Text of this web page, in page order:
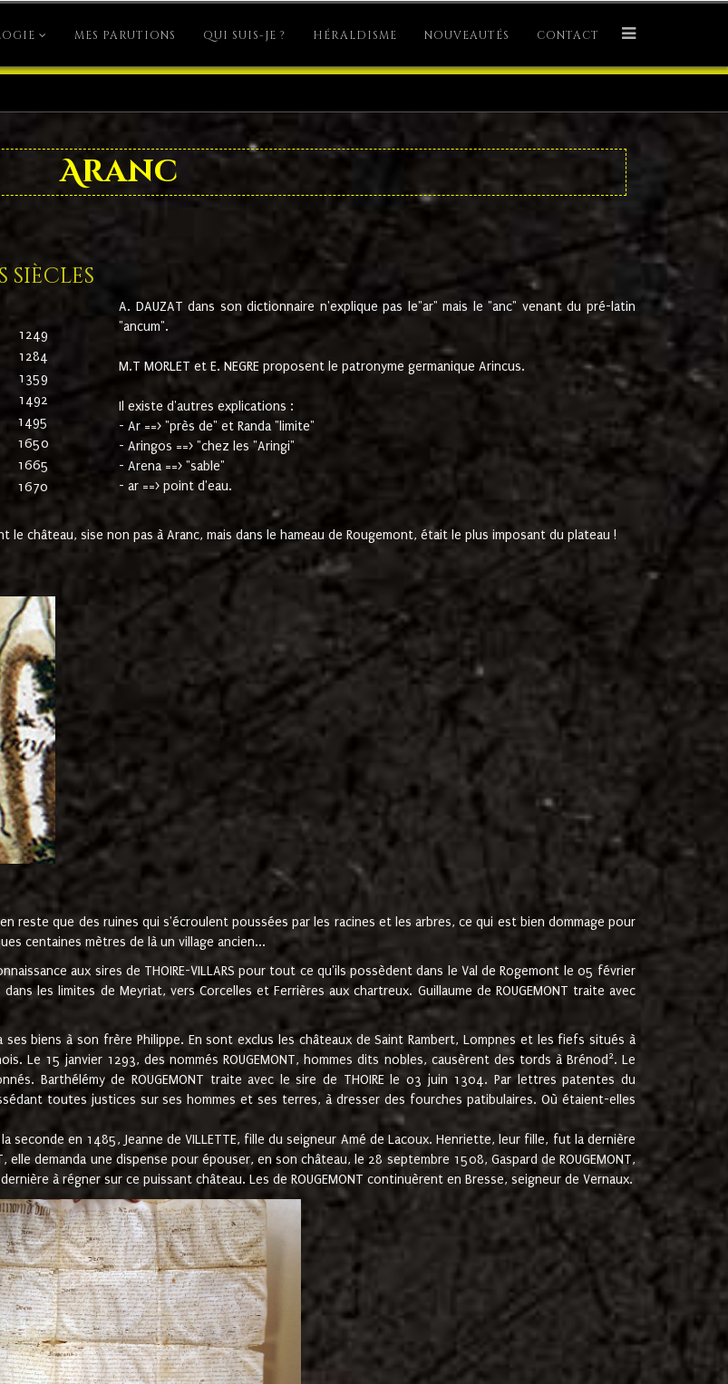
MES PARUTIONS QUI SUIS-JE ? HÉRALDISME NOUVEAUTÉS CONTACT
Aranc
siècles
1249
1284
1359
1492
1495
1650
1665
1670
A. DAUZAT dans son dictionnaire n'explique pas le"ar" mais le "anc" venant du pré-latin
"ancum".
M.T MORLET et E. NEGRE proposent le patronyme germanique Arincus.
Il existe d'autres explications :
- Ar ==> "près de" et Randa "limite"
- Aringos ==> "chez les "Aringi"
- Arena ==> "sable"
- ar ==> point d'eau.
le château, sise non pas à Aranc, mais dans le hameau de Rougemont, était le plus imposant du plateau !
reste que des ruines qui s'écroulent poussées par les racines et les arbres, ce qui est bien dommage pour
centaines mètres de là un village ancien...
aux sires de THOIRE-VILLARS pour tout ce qu'ils possèdent dans le Val de Rogemont le 05 février
les limites de Meyriat, vers Corcelles et Ferrières aux chartreux. Guillaume de ROUGEMONT traite avec
biens à son frère Philippe. En sont exclus les châteaux de Saint Rambert, Lompnes et les fiefs situés à
Le 15 janvier 1293, des nommés ROUGEMONT, hommes dits nobles, causèrent des tords à Brénod 2. Le
Barthélémy de ROUGEMONT traite avec le sire de THOIRE le 03 juin 1304. Par lettres patentes du
toutes justices sur ses hommes et ses terres, à dresser des fourches patibulaires. Où étaient-elles
la seconde en 1485, Jeanne de VILLETTE, fille du seigneur Amé de Lacoux. Henriette, leur fille, fut la dernière
elle demanda une dispense pour épouser, en son château, le 28 septembre 1508, Gaspard de ROUGEMONT,
à régner sur ce puissant château. Les de ROUGEMONT continuèrent en Bresse, seigneur de Vernaux.